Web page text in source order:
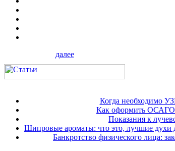
далее
Когда необходимо
Как оформить ОСАГО
Показания к
Шипровые ароматы: что это, лучшие
Банкротство физического лица: